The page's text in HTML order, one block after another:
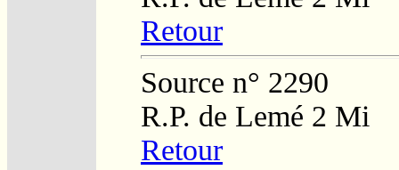
Retour
Source n° 2290
R.P. de Lemé 2 Mi
Retour